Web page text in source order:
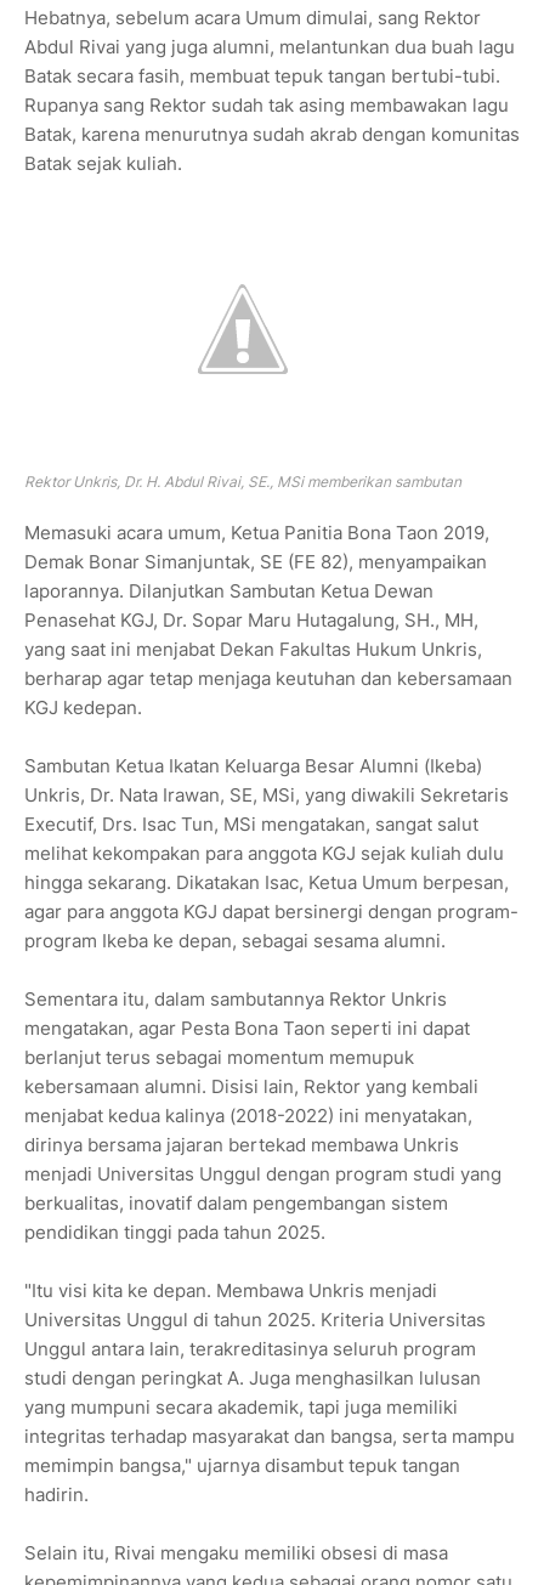
Hebatnya, sebelum acara Umum dimulai, sang Rektor
Abdul Rivai yang juga alumni, melantunkan dua buah lagu
Batak secara fasih, membuat tepuk tangan bertubi-tubi.
Rupanya sang Rektor sudah tak asing membawakan lagu
Batak, karena menurutnya sudah akrab dengan komunitas
Batak sejak kuliah.
Rektor Unkris, Dr. H. Abdul Rivai, SE., MSi memberikan sambutan
Memasuki acara umum, Ketua Panitia Bona Taon 2019,
Demak Bonar Simanjuntak, SE (FE 82), menyampaikan
laporannya. Dilanjutkan Sambutan Ketua Dewan
Penasehat KGJ, Dr. Sopar Maru Hutagalung, SH., MH,
yang saat ini menjabat Dekan Fakultas Hukum Unkris,
berharap agar tetap menjaga keutuhan dan kebersamaan
KGJ kedepan.
Sambutan Ketua Ikatan Keluarga Besar Alumni (Ikeba)
Unkris, Dr. Nata Irawan, SE, MSi, yang diwakili Sekretaris
Executif, Drs. Isac Tun, MSi mengatakan, sangat salut
melihat kekompakan para anggota KGJ sejak kuliah dulu
hingga sekarang. Dikatakan Isac, Ketua Umum berpesan,
agar para anggota KGJ dapat bersinergi dengan program-
program Ikeba ke depan, sebagai sesama alumni.
Sementara itu, dalam sambutannya Rektor Unkris
mengatakan, agar Pesta Bona Taon seperti ini dapat
berlanjut terus sebagai momentum memupuk
kebersamaan alumni. Disisi lain, Rektor yang kembali
menjabat kedua kalinya (2018-2022) ini menyatakan,
dirinya bersama jajaran bertekad membawa Unkris
menjadi Universitas Unggul dengan program studi yang
berkualitas, inovatif dalam pengembangan sistem
pendidikan tinggi pada tahun 2025.
"Itu visi kita ke depan. Membawa Unkris menjadi
Universitas Unggul di tahun 2025. Kriteria Universitas
Unggul antara lain, terakreditasinya seluruh program
studi dengan peringkat A. Juga menghasilkan lulusan
yang mumpuni secara akademik, tapi juga memiliki
integritas terhadap masyarakat dan bangsa, serta mampu
memimpin bangsa," ujarnya disambut tepuk tangan
hadirin.
Selain itu, Rivai mengaku memiliki obsesi di masa